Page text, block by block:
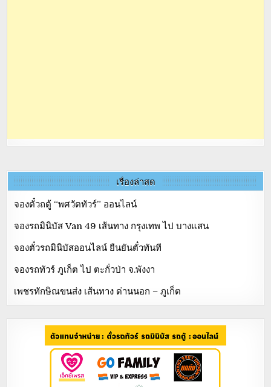
เรื่องล่าสุด
จองตั๋วถตู้ “พศวัตทัวร์” ออนไลน์
จองรถมินิบัส Van 49 เส้นทาง กรุงเทพ ไป บางแสน
จองตั๋วรถมินิบัสออนไลน์ ยืนยันตั๋วทันที
จองรถทัวร์ ภูเก็ต ไป ตะกั่วป่า จ.พังงา
เพชรทักษิณขนส่ง เส้นทาง ด่านนอก – ภูเก็ต